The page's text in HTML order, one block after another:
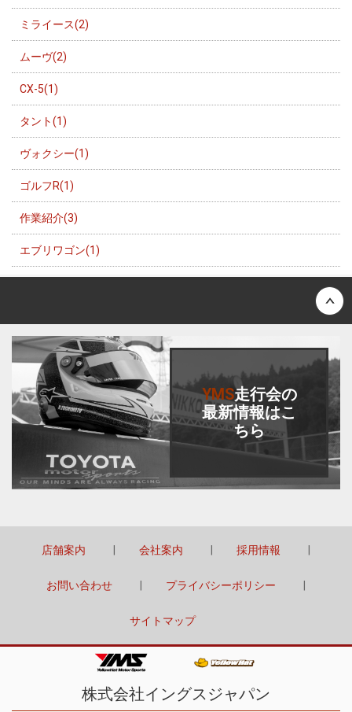
ミライース(2)
ムーヴ(2)
CX-5(1)
タント(1)
ヴォクシー(1)
ゴルフR(1)
作業紹介(3)
エブリワゴン(1)
YMS走行会の
最新情報はこ
ちら
店舗案内 会社案内 採用情報
お問い合わせ プライバシーポリシー
サイトマップ
株式会社イングスジャパン